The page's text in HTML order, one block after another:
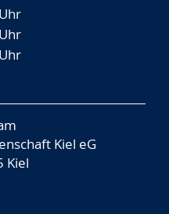
Kiel eG
Kiel